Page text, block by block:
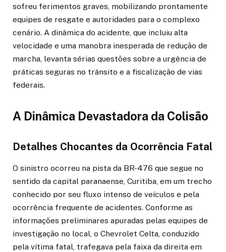
sofreu ferimentos graves, mobilizando prontamente
equipes de resgate e autoridades para o complexo
cenário. A dinâmica do acidente, que incluiu alta
velocidade e uma manobra inesperada de redução de
marcha, levanta sérias questões sobre a urgência de
práticas seguras no trânsito e a fiscalização de vias
federais.
A Dinâmica Devastadora da Colisão
Detalhes Chocantes da Ocorrência Fatal
O sinistro ocorreu na pista da BR-476 que segue no
sentido da capital paranaense, Curitiba, em um trecho
conhecido por seu fluxo intenso de veículos e pela
ocorrência frequente de acidentes. Conforme as
informações preliminares apuradas pelas equipes de
investigação no local, o Chevrolet Celta, conduzido
pela vítima fatal, trafegava pela faixa da direita em